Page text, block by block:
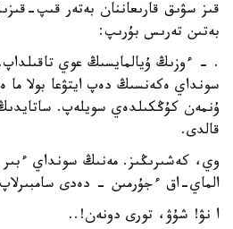
قىز سۋىق قارىعاننان بەتەر قىپ-
بەتىن تەرىس بۇرىپ:
. - ءوزىڭ ۇيالمايسىڭ عوي
سونداي ەكەنسىڭ دەپ ايتۋعا بولا
ۇنمەن كۇڭكىلدەي سويلەپ.
قالدى.
وي، كەشىرىڭىز. مەنىڭ سونداي ءبىر
الماي-اق ءجۇرمىن - دەدى
ا نۋ! شۇۋ، تورى دونەن!..